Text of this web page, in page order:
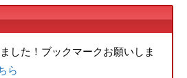
した！ブックマークお願いしま
ら